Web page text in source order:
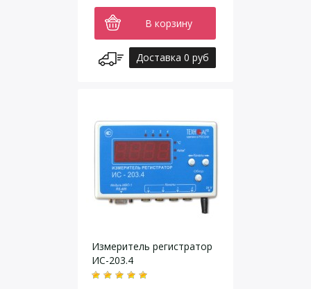
В корзину
Доставка 0 руб
Измеритель регистратор
ИС-203.4